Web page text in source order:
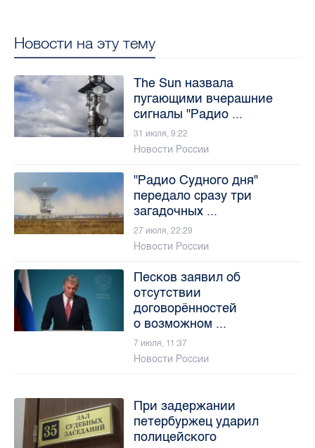
Новости на эту тему
The Sun назвала
пугающими вчерашние
сигналы "Радио ...
31 июля, 9:22
Новости России
"Радио Судного дня"
передало сразу три
загадочных ...
27 июля, 22:29
Новости России
Песков заявил об
отсутствии
договорённостей
о возможном ...
7 июля, 11:37
Новости России
При задержании
петербуржец ударил
полицейского